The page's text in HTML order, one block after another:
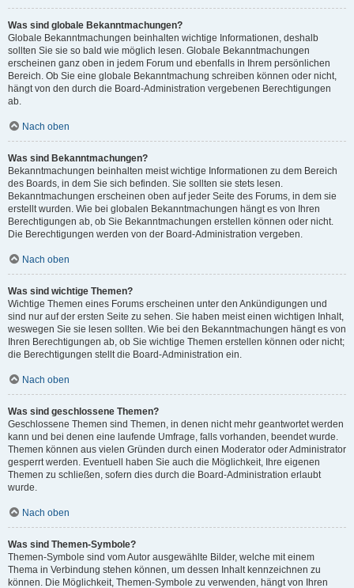
Was sind globale Bekanntmachungen?
Globale Bekanntmachungen beinhalten wichtige Informationen, deshalb
sollten Sie sie so bald wie möglich lesen. Globale Bekanntmachungen
erscheinen ganz oben in jedem Forum und ebenfalls in Ihrem persönlichen
Bereich. Ob Sie eine globale Bekanntmachung schreiben können oder nicht,
hängt von den durch die Board-Administration vergebenen Berechtigungen
ab.
Nach oben
Was sind Bekanntmachungen?
Bekanntmachungen beinhalten meist wichtige Informationen zu dem Bereich
des Boards, in dem Sie sich befinden. Sie sollten sie stets lesen.
Bekanntmachungen erscheinen oben auf jeder Seite des Forums, in dem sie
erstellt wurden. Wie bei globalen Bekanntmachungen hängt es von Ihren
Berechtigungen ab, ob Sie Bekanntmachungen erstellen können oder nicht.
Die Berechtigungen werden von der Board-Administration vergeben.
Nach oben
Was sind wichtige Themen?
Wichtige Themen eines Forums erscheinen unter den Ankündigungen und
sind nur auf der ersten Seite zu sehen. Sie haben meist einen wichtigen Inhalt,
weswegen Sie sie lesen sollten. Wie bei den Bekanntmachungen hängt es von
Ihren Berechtigungen ab, ob Sie wichtige Themen erstellen können oder nicht;
die Berechtigungen stellt die Board-Administration ein.
Nach oben
Was sind geschlossene Themen?
Geschlossene Themen sind Themen, in denen nicht mehr geantwortet werden
kann und bei denen eine laufende Umfrage, falls vorhanden, beendet wurde.
Themen können aus vielen Gründen durch einen Moderator oder Administrator
gesperrt werden. Eventuell haben Sie auch die Möglichkeit, Ihre eigenen
Themen zu schließen, sofern dies durch die Board-Administration erlaubt
wurde.
Nach oben
Was sind Themen-Symbole?
Themen-Symbole sind vom Autor ausgewählte Bilder, welche mit einem
Thema in Verbindung stehen können, um dessen Inhalt kennzeichnen zu
können. Die Möglichkeit, Themen-Symbole zu verwenden, hängt von Ihren